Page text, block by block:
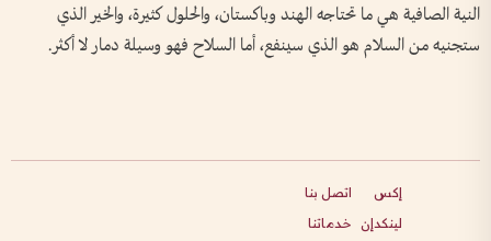
النية الصافية هي ما تحتاجه الهند وباكستان، والحلول كثيرة، والخير الذي
ستجنيه من السلام هو الذي سينفع، أما السلاح فهو وسيلة دمار لا أكثر.
إكس
لينكدإن
اتصل بنا
خدماتنا